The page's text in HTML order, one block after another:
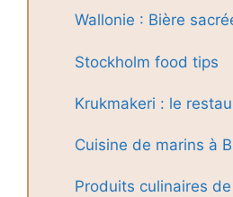
Wallonie : Bière
Stockholm food tips
Krukmakeri : le
Cuisine de marins à
Produits culinaires